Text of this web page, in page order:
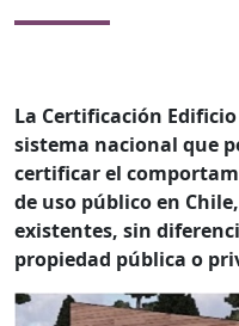
La Certificación Edificio
sistema nacional que
certificar el
de uso público en
existentes, sin
propiedad pública o